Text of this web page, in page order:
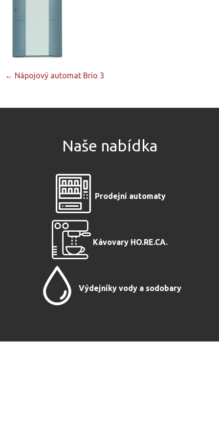
Post
← Nápojový automat Brio 3
Naše nabídka
Prodejní automaty
Kávovary HO.RE.CA.
Výdejníky vody a sodobary